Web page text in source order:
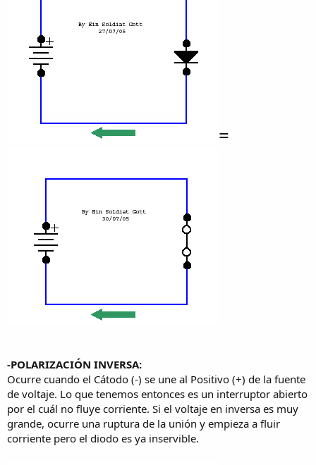
=
-POLARIZACIÓN INVERSA:
Ocurre cuando el Cátodo (-) se une al Positivo (+) de la fuente
de voltaje. Lo que tenemos entonces es un interruptor abierto
por el cuál no fluye corriente. Si el voltaje en inversa es muy
grande, ocurre una ruptura de la unión y empieza a fluir
corriente pero el diodo es ya inservible.